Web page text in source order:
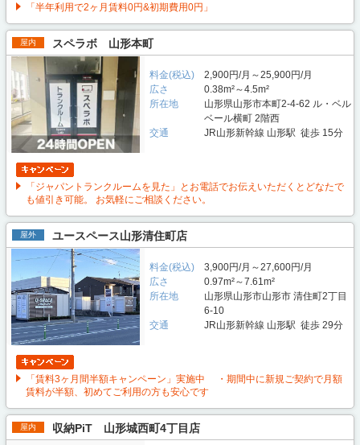
「半年利用で2ヶ月賃料0円&初期費用0円」
屋内 スペラボ 山形本町
料金(税込)
2,900円/月～25,900円/月
広さ
0.38m²～4.5m²
所在地
山形県山形市本町2-4-62 ル・ベル
ベール横町 2階西
交通
JR山形新幹線 山形駅 徒歩 15分
「ジャパントランクルームを見た」とお電話でお伝えいただくとどなたで
も値引き可能。 お気軽にご相談ください。
屋外 ユースペース山形清住町店
料金(税込)
3,900円/月～27,600円/月
広さ
0.97m²～7.61m²
所在地
山形県山形市山形市 清住町2丁目
6-10
交通
JR山形新幹線 山形駅 徒歩 29分
「賃料3ヶ月間半額キャンペーン」実施中 ・期間中に新規ご契約で月額
賃料が半額、初めてご利用の方も安心です
屋内 収納PiT 山形城西町4丁目店